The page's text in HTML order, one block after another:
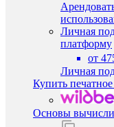
Личная
платформу
от
Личная
Купить
Основы